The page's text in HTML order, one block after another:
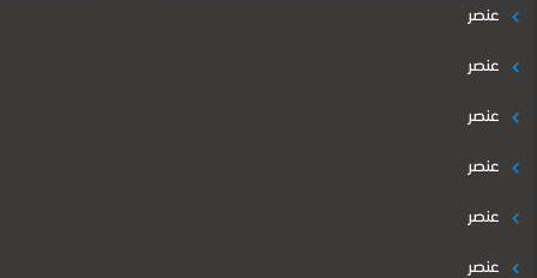
عنصر
عنصر
عنصر
عنصر
عنصر
عنصر